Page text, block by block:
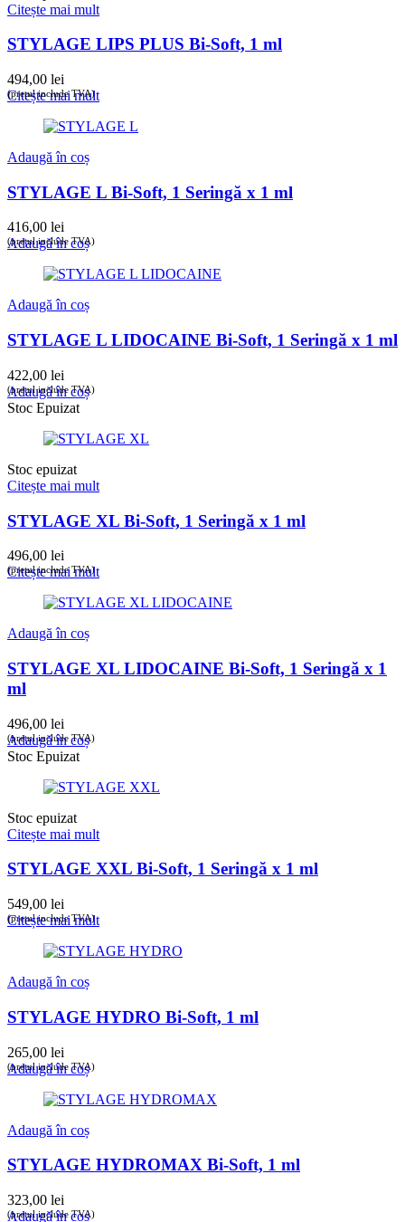
Citește mai mult
STYLAGE LIPS PLUS Bi-Soft, 1 ml
494,00 lei
(prețul include TVA)
Citește mai mult
Adaugă în coș
STYLAGE L Bi-Soft, 1 Seringă x 1 ml
416,00 lei
(prețul include TVA)
Adaugă în coș
Adaugă în coș
STYLAGE L LIDOCAINE Bi-Soft, 1 Seringă x 1 ml
422,00 lei
(prețul include TVA)
Adaugă în coș
Stoc Epuizat
Stoc epuizat
Citește mai mult
STYLAGE XL Bi-Soft, 1 Seringă x 1 ml
496,00 lei
(prețul include TVA)
Citește mai mult
Adaugă în coș
STYLAGE XL LIDOCAINE Bi-Soft, 1 Seringă x 1
ml
496,00 lei
(prețul include TVA)
Adaugă în coș
Stoc Epuizat
Stoc epuizat
Citește mai mult
STYLAGE XXL Bi-Soft, 1 Seringă x 1 ml
549,00 lei
(prețul include TVA)
Citește mai mult
Adaugă în coș
STYLAGE HYDRO Bi-Soft, 1 ml
265,00 lei
(prețul include TVA)
Adaugă în coș
Adaugă în coș
STYLAGE HYDROMAX Bi-Soft, 1 ml
323,00 lei
(prețul include TVA)
Adaugă în coș